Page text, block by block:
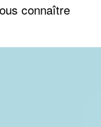
connaître